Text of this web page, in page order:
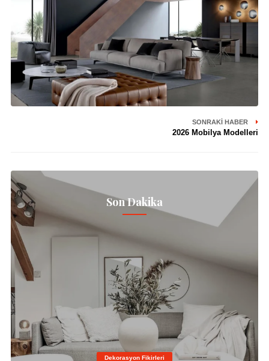
SONRAKI HABER
2026 Mobilya Modelleri
Son Dakika
Dekorasyon Fikirleri